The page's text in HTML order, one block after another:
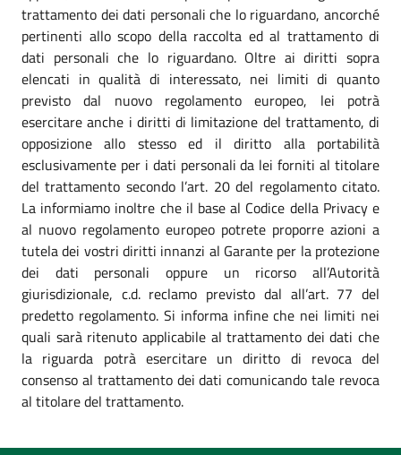
trattamento dei dati personali che lo riguardano, ancorché
pertinenti allo scopo della raccolta ed al trattamento di
dati personali che lo riguardano. Oltre ai diritti sopra
elencati in qualità di interessato, nei limiti di quanto
previsto dal nuovo regolamento europeo, lei potrà
esercitare anche i diritti di limitazione del trattamento, di
opposizione allo stesso ed il diritto alla portabilità
esclusivamente per i dati personali da lei forniti al titolare
del trattamento secondo l’art. 20 del regolamento citato.
La informiamo inoltre che il base al Codice della Privacy e
al nuovo regolamento europeo potrete proporre azioni a
tutela dei vostri diritti innanzi al Garante per la protezione
dei dati personali oppure un ricorso all’Autorità
giurisdizionale, c.d. reclamo previsto dal all’art. 77 del
predetto regolamento. Si informa infine che nei limiti nei
quali sarà ritenuto applicabile al trattamento dei dati che
la riguarda potrà esercitare un diritto di revoca del
consenso al trattamento dei dati comunicando tale revoca
al titolare del trattamento.